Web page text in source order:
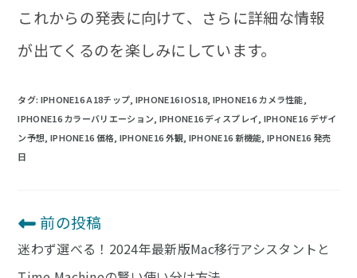
これからの発表に向けて、さらに詳細な情報
が出てくるのを楽しみにしています。
タグ: IPHONE16 A18チップ, IPHONE16 IOS18, IPHONE16 カメラ性能,
IPHONE16 カラーバリエーション, IPHONE16 ディスプレイ, IPHONE16 デザイ
ン予想, IPHONE16 価格, IPHONE16 外観, IPHONE16 新機能, IPHONE16 発売
日
そ
他
前の投稿
迷わず選べる！2024年最新版Mac移行アシスタントと